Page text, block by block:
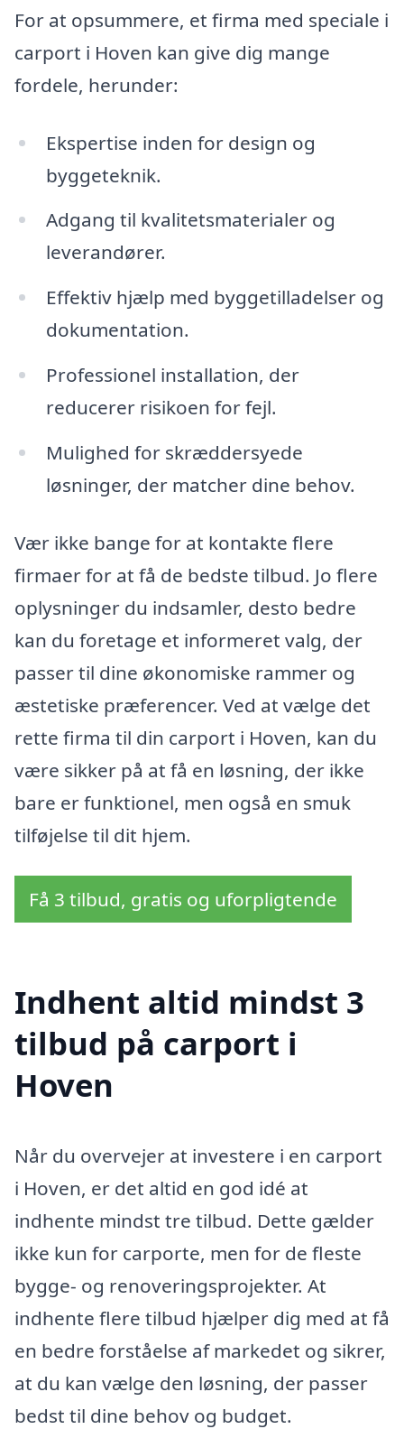
For at opsummere, et firma med speciale i
carport i Hoven kan give dig mange
fordele, herunder:
Ekspertise inden for design og
byggeteknik.
Adgang til kvalitetsmaterialer og
leverandører.
Effektiv hjælp med byggetilladelser og
dokumentation.
Professionel installation, der
reducerer risikoen for fejl.
Mulighed for skræddersyede
løsninger, der matcher dine behov.
Vær ikke bange for at kontakte flere
firmaer for at få de bedste tilbud. Jo flere
oplysninger du indsamler, desto bedre
kan du foretage et informeret valg, der
passer til dine økonomiske rammer og
æstetiske præferencer. Ved at vælge det
rette firma til din carport i Hoven, kan du
være sikker på at få en løsning, der ikke
bare er funktionel, men også en smuk
tilføjelse til dit hjem.
Få 3 tilbud, gratis og uforpligtende
Indhent altid mindst 3
tilbud på carport i
Hoven
Når du overvejer at investere i en carport
i Hoven, er det altid en god idé at
indhente mindst tre tilbud. Dette gælder
ikke kun for carporte, men for de fleste
bygge- og renoveringsprojekter. At
indhente flere tilbud hjælper dig med at få
en bedre forståelse af markedet og sikrer,
at du kan vælge den løsning, der passer
bedst til dine behov og budget.